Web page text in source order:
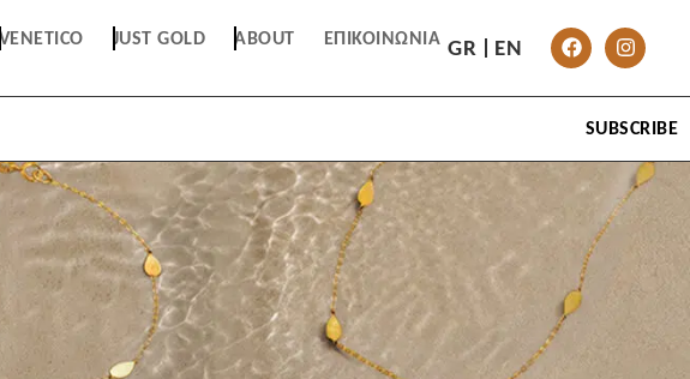
VENETICO JUST GOLD ABOUT ΕΠΙΚΟΙΝΩΝΊΑ GR EN
SUBSCRIBE